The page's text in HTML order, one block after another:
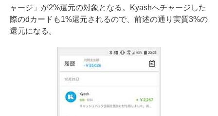
ャージ」が2%還元の対象となる。Kyashへチャージした
際のdカードも1%還元されるので、前述の通り実質3%の
還元になる。